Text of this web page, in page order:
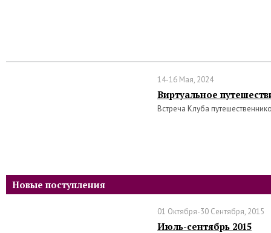
14-16 Мая, 2024
Виртуальное
Встреча Клуба
Новые поступления
01 Октября-30 Сентября, 2015
Июль-сентябрь 2015